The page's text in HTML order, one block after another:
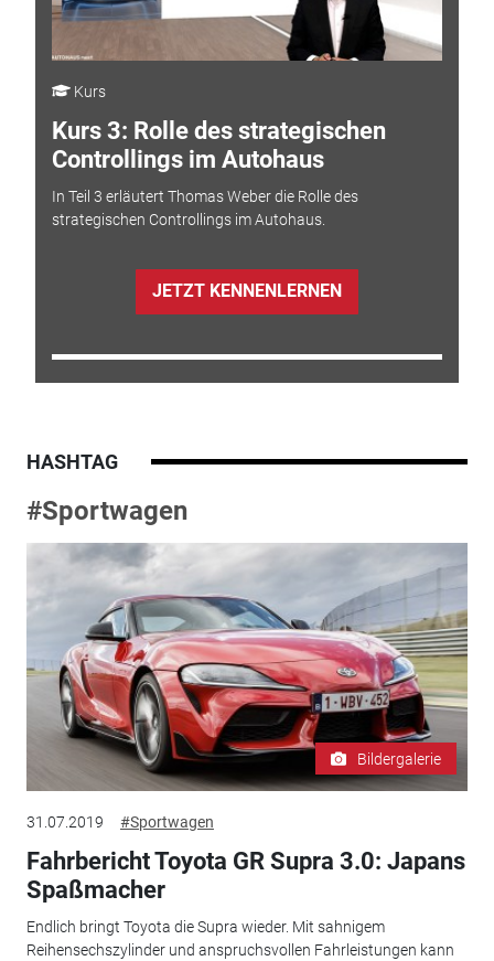
Kurs
Kurs 3: Rolle des strategischen
Controllings im Autohaus
In Teil 3 erläutert Thomas Weber die Rolle des
strategischen Controllings im Autohaus.
JETZT KENNENLERNEN
HASHTAG
#Sportwagen
Bildergalerie
31.07.2019 #Sportwagen
Fahrbericht Toyota GR Supra 3.0: Japans
Spaßmacher
Endlich bringt Toyota die Supra wieder. Mit sahnigem
Reihensechszylinder und anspruchsvollen Fahrleistungen kann